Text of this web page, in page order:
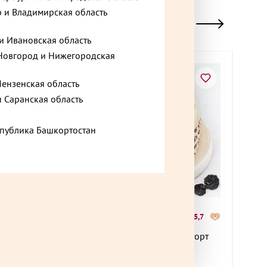
до +35,7
С черносливом оригинальный торт
Владимирская область
Ивановская область
и Нижегородская
область
Саранская область
Башкортостан